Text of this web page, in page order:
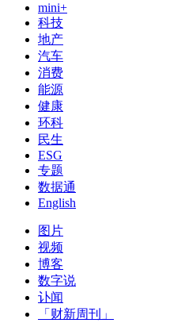
mini+
科技
地产
汽车
消费
能源
健康
环科
民生
ESG
专题
数据通
English
图片
视频
博客
数字说
讣闻
「财新周刊」